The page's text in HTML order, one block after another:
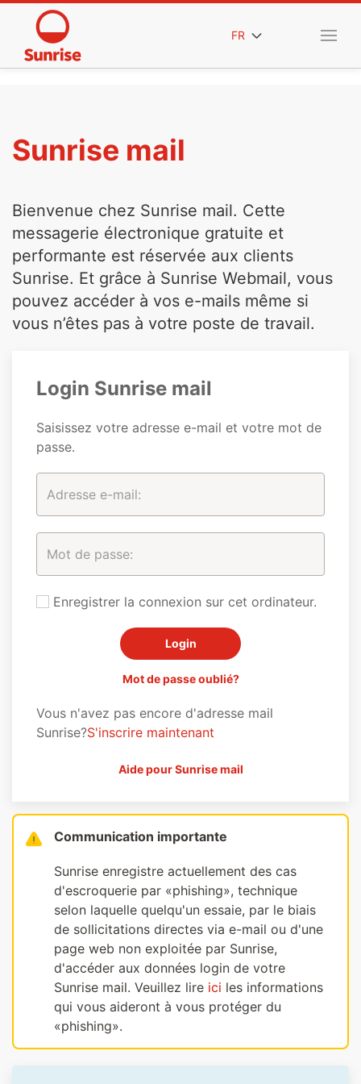
FR
Sunrise mail
Bienvenue chez Sunrise mail. Cette
messagerie électronique gratuite et
performante est réservée aux clients
Sunrise. Et grâce à Sunrise Webmail, vous
pouvez accéder à vos e-mails même si
vous n’êtes pas à votre poste de travail.
Login Sunrise mail
Saisissez votre adresse e-mail et votre mot de
passe.
Enregistrer la connexion sur cet ordinateur.
Mot de passe oublié?
Vous n'avez pas encore d'adresse mail
Sunrise?S'inscrire maintenant
Aide pour Sunrise mail
Communication importante
Sunrise enregistre actuellement des cas
d'escroquerie par «phishing», technique
selon laquelle quelqu'un essaie, par le biais
de sollicitations directes via e-mail ou d'une
page web non exploitée par Sunrise,
d'accéder aux données login de votre
Sunrise mail. Veuillez lire ici les informations
qui vous aideront à vous protéger du
«phishing».